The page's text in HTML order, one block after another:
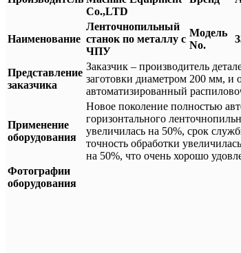
Co.,LTD
Наименование
Ленточнопильный
станок по металлу с
ЧПУ
Модель
No.
Представление
заказчика
Заказчик – производитель
заготовки диаметром 200 мм, и
автоматизированный
Применение
оборудования
Новое поколение полностью
горизонтального
увеличилась на 50%, срок
точность обработки
на 50%, что очень хорошо
Фотографии
оборудования